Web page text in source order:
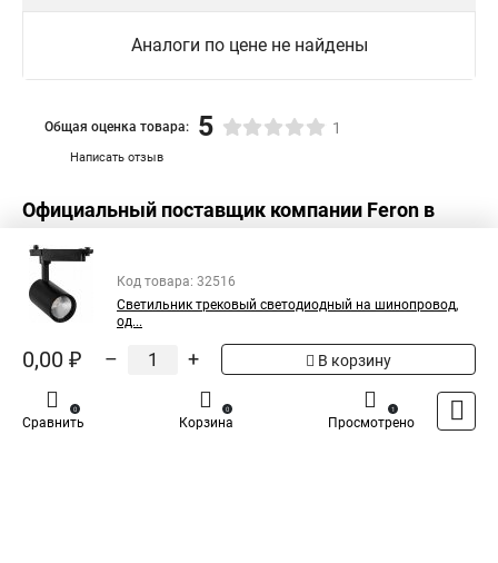
Аналоги по цене не найдены
Написать отзыв
Общая оценка товара: 5 1
Официальный поставщик компании Feron в
России
Код товара: 32516
Светильник трековый светодиодный на шинопровод,
од...
0,00 ₽ – + В корзину
Сравнить
0
Корзина
0
Просмотрено
1